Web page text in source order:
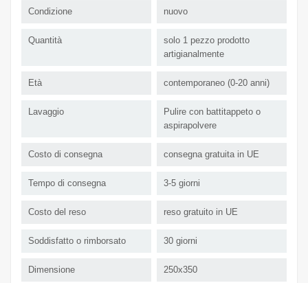
Condizione nuovo
Quantità
solo 1 pezzo prodotto
artigianalmente
Età contemporaneo (0-20 anni)
Lavaggio
Pulire con battitappeto o
aspirapolvere
Costo di consegna consegna gratuita in UE
Tempo di consegna 3-5 giorni
Costo del reso reso gratuito in UE
Soddisfatto o rimborsato 30 giorni
Dimensione 250x350